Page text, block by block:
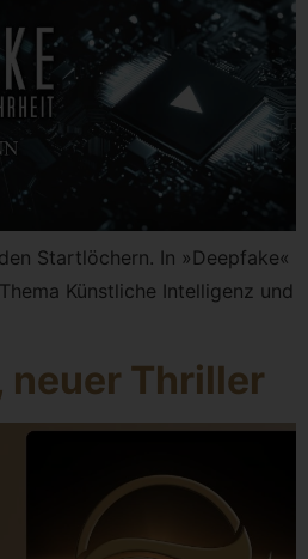
Startlöchern. In »Deepfake«
Künstliche Intelligenz und
neuer Thriller